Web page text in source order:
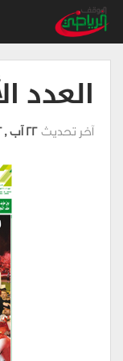
العدد
آخر تحديث22 آب , 2022